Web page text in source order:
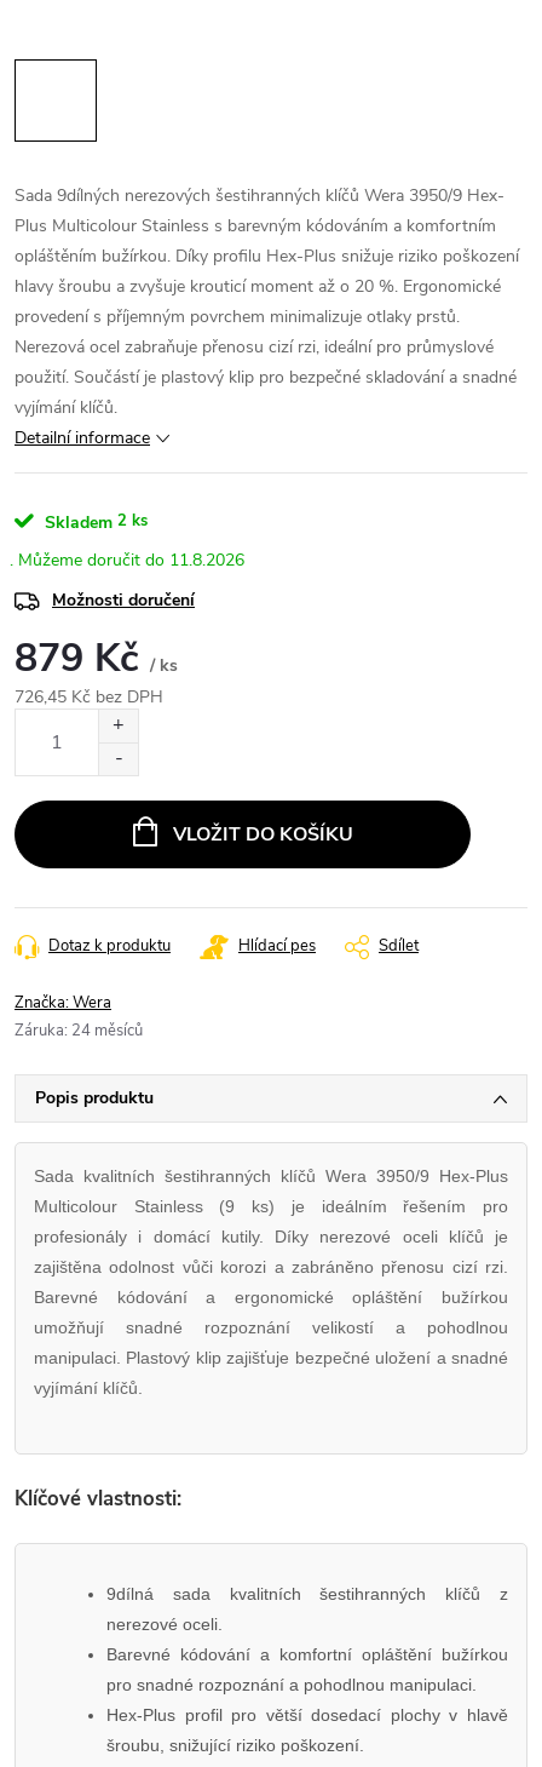
Sada 9dílných nerezových šestihranných klíčů Wera 3950/9 Hex-
Plus Multicolour Stainless s barevným kódováním a komfortním
opláštěním bužírkou. Díky profilu Hex-Plus snižuje riziko poškození
hlavy šroubu a zvyšuje krouticí moment až o 20 %. Ergonomické
provedení s příjemným povrchem minimalizuje otlaky prstů.
Nerezová ocel zabraňuje přenosu cizí rzi, ideální pro průmyslové
použití. Součástí je plastový klip pro bezpečné skladování a snadné
vyjímání klíčů.
Detailní informace
Skladem 2 ks
11.8.2026
Možnosti doručení
879 Kč / ks
726,45 Kč bez DPH
VLOŽIT DO KOŠÍKU
Dotaz k produktu Hlídací pes Sdílet
Značka:Wera
Záruka: 24 měsíců
Popis produktu
Sada kvalitních šestihranných klíčů Wera 3950/9 Hex-Plus
Multicolour Stainless (9 ks) je ideálním řešením pro
profesionály i domácí kutily. Díky nerezové oceli klíčů je
zajištěna odolnost vůči korozi a zabráněno přenosu cizí rzi.
Barevné kódování a ergonomické opláštění bužírkou
umožňují snadné rozpoznání velikostí a pohodlnou
manipulaci. Plastový klip zajišťuje bezpečné uložení a snadné
vyjímání klíčů.
Klíčové vlastnosti:
9dílná sada kvalitních šestihranných klíčů z
nerezové oceli.
Barevné kódování a komfortní opláštění bužírkou
pro snadné rozpoznání a pohodlnou manipulaci.
Hex-Plus profil pro větší dosedací plochy v hlavě
šroubu, snižující riziko poškození.